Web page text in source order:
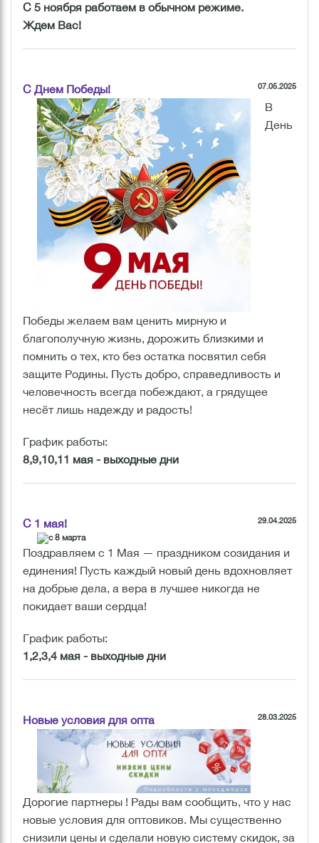
С 5 ноября работаем в обычном режиме.
Ждем Вас!
С Днем Победы! 07.05.2025
В
День
Победы желаем вам ценить мирную и
благополучную жизнь, дорожить близкими и
помнить о тех, кто без остатка посвятил себя
защите Родины. Пусть добро, справедливость и
человечность всегда побеждают, а грядущее
несёт лишь надежду и радость!
График работы:
8,9,10,11 мая - выходные дни
С 1 мая! 29.04.2025
Поздравляем с 1 Мая — праздником созидания и
единения! Пусть каждый новый день вдохновляет
на добрые дела, а вера в лучшее никогда не
покидает ваши сердца!
График работы:
1,2,3,4 мая - выходные дни
Новые условия для опта 28.03.2025
Дорогие партнеры ! Рады вам сообщить, что у нас
новые условия для оптовиков. Мы существенно
снизили цены и сделали новую систему скидок, за